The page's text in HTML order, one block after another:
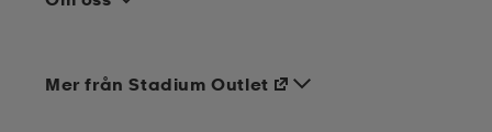
Mer från Stadium Outlet